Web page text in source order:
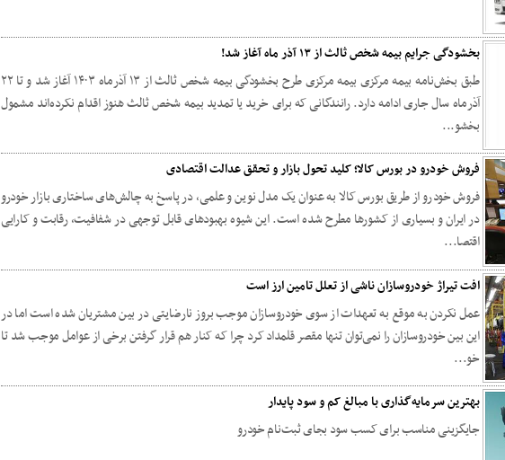
بخشودگی جرایم بیمه شخص ثالث از ۱۳ آذر ماه آغاز شد!
طبق بخش‌نامه بیمه مرکزی بیمه مرکزی طرح بخشودگی بیمه شخص ثالث از ۱۳ آذرماه ۱۴۰۳ آغاز شد و تا ۲۲
آذرماه سال جاری ادامه دارد. رانندگانی که برای خرید یا تمدید بیمه شخص ثالث هنوز اقدام نکرده‌اند مشمول
بخشو...
فروش خودرو در بورس کالا؛ کلید تحول بازار و تحقق عدالت اقتصادی
فروش خودرو از طریق بورس کالا به عنوان یک مدل نوین و علمی، در پاسخ به چالش‌های ساختاری بازار خودرو
در ایران و بسیاری از کشورها مطرح شده است. این شیوه بهبودهای قابل توجهی در شفافیت، رقابت و کارایی
اقتصا...
افت تیراژ خودروسازان ناشی از تعلل تامین ارز است
عمل نکردن به موقع به تعهدات از سوی خودروسازان موجب بروز نارضایتی در بین مشتریان شده است اما در
این بین خودروسازان را نمی‌توان تنها مقصر قلمداد کرد چرا که کنار هم قرار گرفتن برخی از عوامل موجب شد تا
خو...
بهترین سرمایه‌گذاری با مبالغ کم و سود پایدار
جایگزینی مناسب برای کسب سود بجای ثبت‌نام خودرو